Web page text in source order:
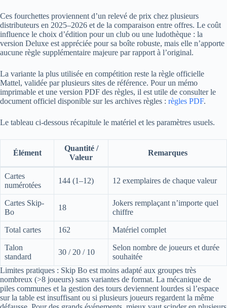
Ces fourchettes proviennent d’un relevé de prix chez plusieurs
distributeurs en 2025–2026 et de la comparaison entre offres. Le coût
influence le choix d’édition pour un club ou une ludothèque : la
version Deluxe est appréciée pour sa boîte robuste, mais elle n’apporte
aucune règle supplémentaire majeure par rapport à l’original.
La variante la plus utilisée en compétition reste la règle officielle
Mattel, validée par plusieurs sites de référence. Pour un mémo
imprimable et une version PDF des règles, il est utile de consulter le
document officiel disponible sur les archives règles : règles PDF.
Le tableau ci-dessous récapitule le matériel et les paramètres usuels.
Élément
Quantité /
Valeur
Remarques
Cartes
numérotées
144 (1–12) 12 exemplaires de chaque valeur
Cartes Skip-
Bo
18
Jokers remplaçant n’importe quel
chiffre
Total cartes 162 Matériel complet
Talon
standard
30 / 20 / 10
Selon nombre de joueurs et durée
souhaitée
Limites pratiques : Skip Bo est moins adapté aux groupes très
nombreux (>8 joueurs) sans variantes de format. La mécanique de
piles communes et la gestion des tours deviennent lourdes si l’espace
sur la table est insuffisant ou si plusieurs joueurs regardent la même